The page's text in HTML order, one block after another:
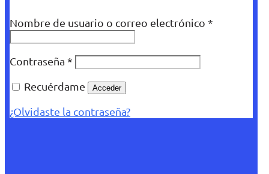
Nombre de usuario o correo electrónico *
Contraseña *
Recuérdame
Acceder
¿Olvidaste la contraseña?